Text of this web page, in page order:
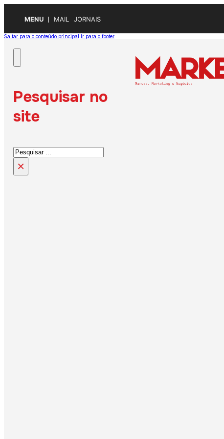
MENU MAIL JORNAIS
Saltar para o conteúdo principal Ir para o footer
Pesquisar no
site
Pesquisar
×